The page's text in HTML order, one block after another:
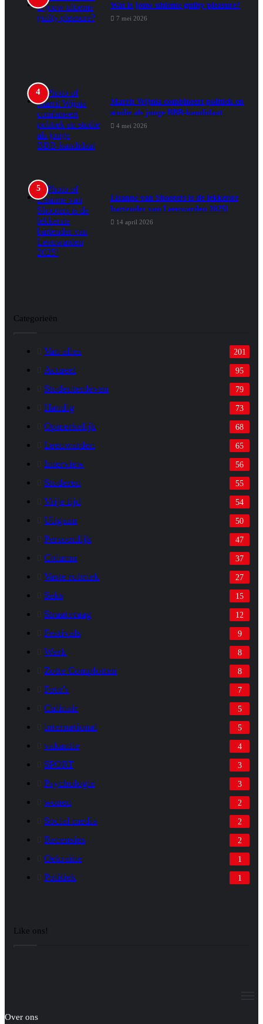
Wat is jouw ultieme guilty pleasure?
7 mei 2026
Marrit Wijnia combineert politiek en
studie als jonge BBB‑kandidaat
4 mei 2026
Lisanne van Shooters is de lekkerste
bartender van Leeuwarden 2025!
14 april 2026
Categorieën
Van alles 201
Actueel 95
Studentenleven 79
Handig 73
Opmerkelijk 68
Leeuwarden 65
Interview 56
Studeren 55
Vrije tijd 54
Uitgaan 50
Persoonlijk 47
Column 37
Vaste rubriek 27
Seks 15
Straatvraag 12
Festivals 9
Werk 8
Zotte Complotten 8
Foto's 7
Culinair 5
international 5
vakantie 4
SPORT 3
Psychologie 3
wonen 2
Social media 2
Recensies 2
Oekraïne 1
Politiek 1
Like ons!
Over ons